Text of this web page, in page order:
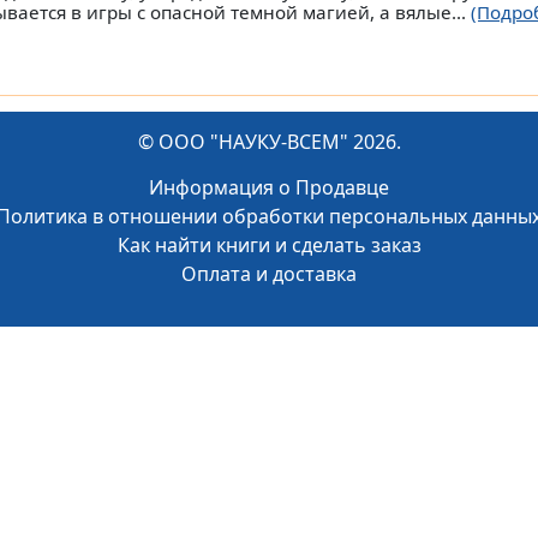
в игры с опасной темной магией, а вялые...
© ООО "НАУКУ-ВСЕМ" 2026.
Информация о Продавце
в отношении обработки персональных
Как найти книги и сделать заказ
Оплата и доставка